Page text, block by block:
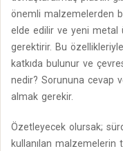
önemli malzemelerden
elde edilir ve yeni metal
gerektirir. Bu
katkıda bulunur ve
nedir? Sorununa cevap
almak gerekir.
Özetleyecek olursak;
kullanılan malzemelerin